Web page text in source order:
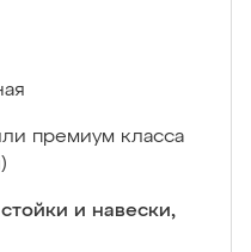
премиум класса
и навески,